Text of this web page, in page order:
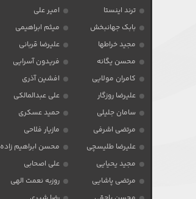
ترند اینستا
امیر علی
بابک جهانبخش
میثم ابراهیمی
مجید خراطها
علیرضا قربانی
محسن یگانه
فریدون آسرایی
کامران مولایی
افشین آذری
علیرضا روزگار
علی عبدالمالکی
سامان جلیلی
حمید عسکری
مرتضی اشرفی
مازیار فلاحی
علیرضا طلیسچی
محسن ابراهیم زاده
مجید یحیایی
علی اصحابی
مرتضی پاشایی
روزبه نعمت الهی